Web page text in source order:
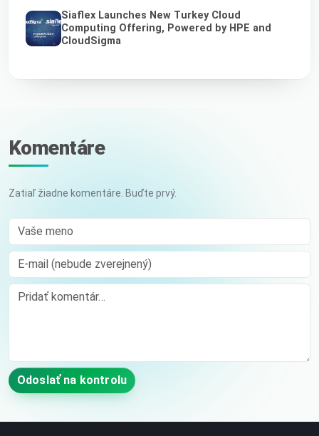
Siaflex Launches New Turkey Cloud
Computing Offering, Powered by HPE and
CloudSigma
Komentáre
Zatiaľ žiadne komentáre. Buďte prvý.
Vaše meno
E-mail (nebude zverejnený)
Comment
Odoslať na kontrolu